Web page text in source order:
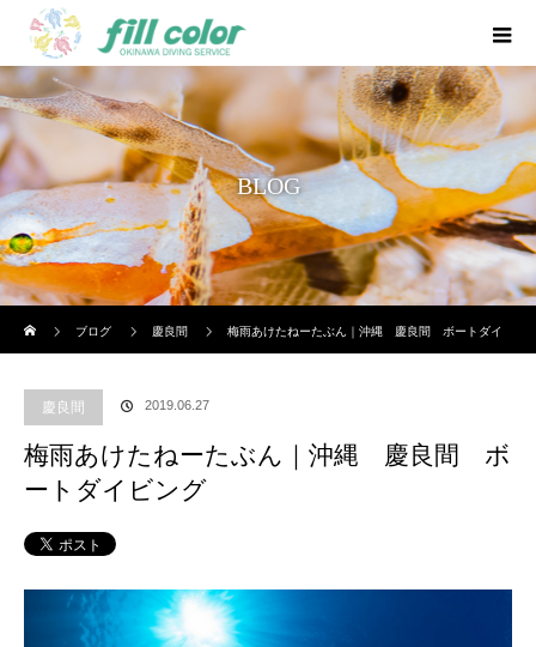
BLOG
ブログ
慶良間 梅雨あけたねーたぶん｜沖縄 慶良間 ボートダイ
慶良間 2019.06.27
梅雨あけたねーたぶん｜沖縄 慶良間 ボ
ートダイビング